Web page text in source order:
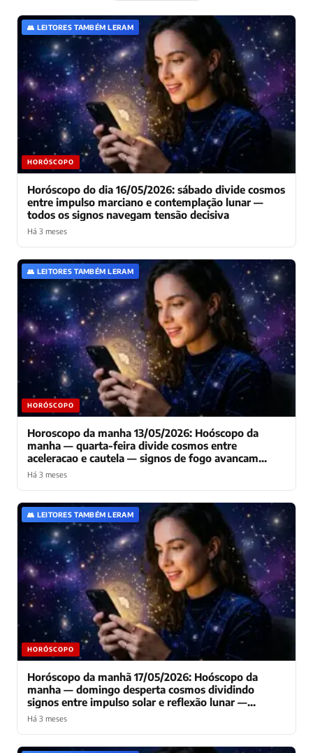
👥 LEITORES TAMBÉM LERAM
HORÓSCOPO
Horóscopo do dia 16/05/2026: sábado divide cosmos
entre impulso marciano e contemplação lunar —
todos os signos navegam tensão decisiva
Há 3 meses
👥 LEITORES TAMBÉM LERAM
HORÓSCOPO
Horoscopo da manha 13/05/2026: Hoóscopo da
manha — quarta-feira divide cosmos entre
aceleracao e cautela — signos de fogo avancam
enquanto terra pondera decisoes cruciais
Há 3 meses
👥 LEITORES TAMBÉM LERAM
HORÓSCOPO
Horóscopo da manhã 17/05/2026: Hoóscopo da
manha — domingo desperta cosmos dividindo
signos entre impulso solar e reflexão lunar —
elementos revelam tensões decisivas
Há 3 meses